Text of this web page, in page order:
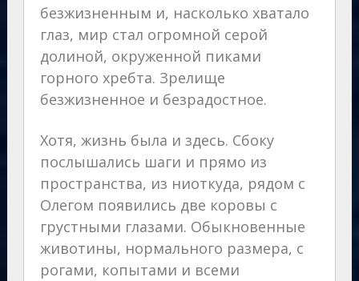
безжизненным и, насколько хватало
глаз, мир стал огромной серой
долиной, окруженной пиками
горного хребта. Зрелище
безжизненное и безрадостное.
Хотя, жизнь была и здесь. Сбоку
послышались шаги и прямо из
пространства, из ниоткуда, рядом с
Олегом появились две коровы с
грустными глазами. Обыкновенные
животины, нормального размера, с
рогами, копытами и всеми